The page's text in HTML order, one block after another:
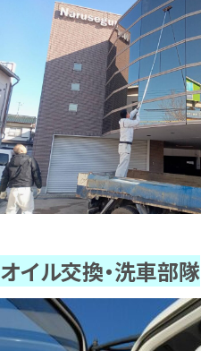
オイル交換・洗車部隊